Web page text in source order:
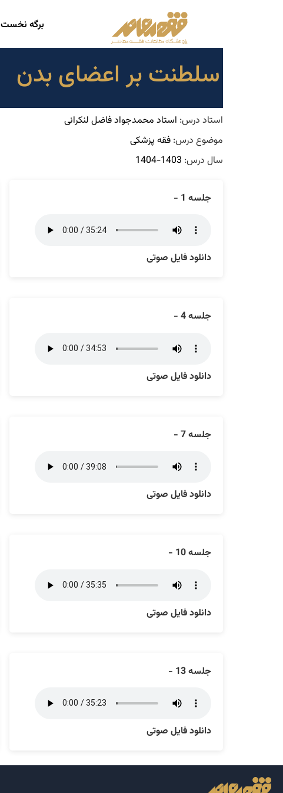
برگه نخست
سلطنت بر اعضای بدن
استاد درس: استاد محمدجواد فاضل لنکرانی
موضوع درس: فقه پزشکی
سال درس: 1403-1404
جلسه 1 -
دانلود فایل صوتی
جلسه 4 -
دانلود فایل صوتی
جلسه 7 -
دانلود فایل صوتی
جلسه 10 -
دانلود فایل صوتی
جلسه 13 -
دانلود فایل صوتی